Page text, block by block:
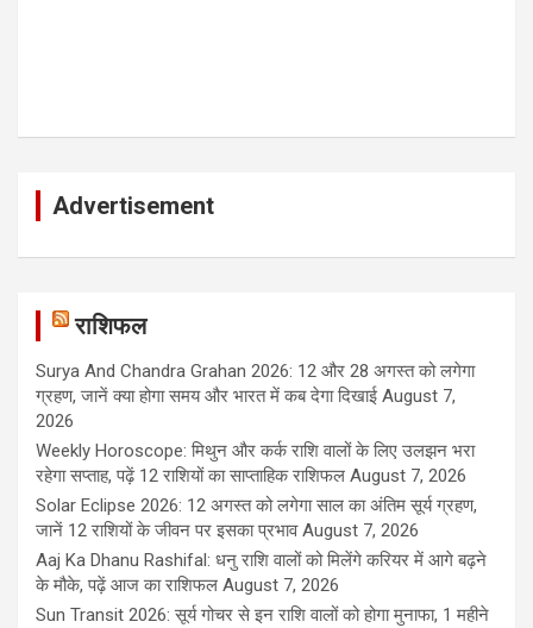
Advertisement
राशिफल
Surya And Chandra Grahan 2026: 12 और 28 अगस्त को लगेगा
ग्रहण, जानें क्या होगा समय और भारत में कब देगा दिखाई August 7,
2026
Weekly Horoscope: मिथुन और कर्क राशि वालों के लिए उलझन भरा
रहेगा सप्ताह, पढ़ें 12 राशियों का साप्ताहिक राशिफल August 7, 2026
Solar Eclipse 2026: 12 अगस्त को लगेगा साल का अंतिम सूर्य ग्रहण,
जानें 12 राशियों के जीवन पर इसका प्रभाव August 7, 2026
Aaj Ka Dhanu Rashifal: धनु राशि वालों को मिलेंगे करियर में आगे बढ़ने
के मौके, पढ़ें आज का राशिफल August 7, 2026
Sun Transit 2026: सूर्य गोचर से इन राशि वालों को होगा मुनाफा, 1 महीने